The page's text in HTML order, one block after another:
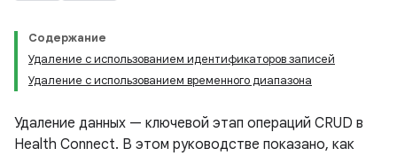
Содержание
Удаление с использованием идентификаторов записей
Удаление с использованием временного диапазона
Удаление данных — ключевой этап операций CRUD в
Health Connect. В этом руководстве показано, как